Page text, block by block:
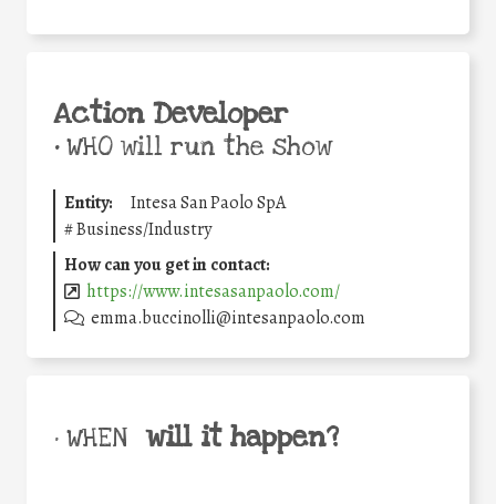
Action Developer
•WHO will run the show
Entity:
Intesa San Paolo SpA
#Business/Industry
How can you get in contact:
https://www.intesasanpaolo.com/
emma.buccinolli@intesanpaolo.com
• WHEN will it happen?